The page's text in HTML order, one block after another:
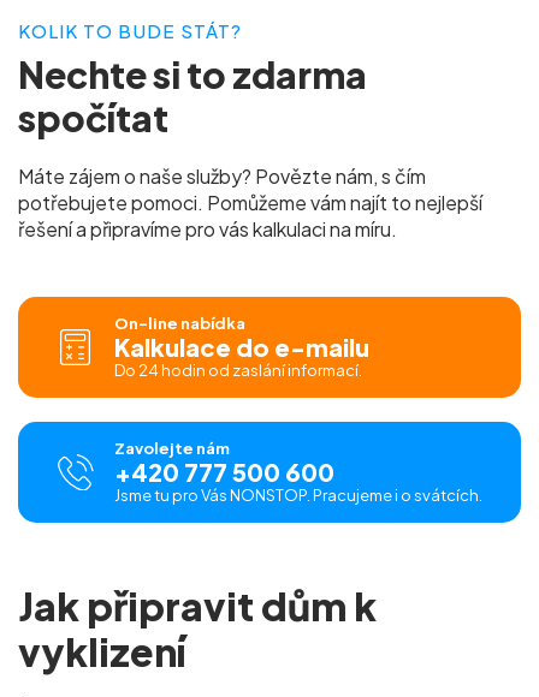
KOLIK TO BUDE STÁT?
Nechte si tozdarma
spočítat
Máte zájem o naše služby? Povězte nám, s čím
potřebujete pomoci. Pomůžeme vám najít to nejlepší
řešení a připravíme pro váskalkulaci na míru.
On-line nabídka
Kalkulace do e-mailu
Do 24 hodin od zaslání informací.
Zavolejte nám
+420 777 500 600
Jsme tu pro Vás NONSTOP. Pracujeme i o svátcích.
Jak připravit dům k
vyklizení